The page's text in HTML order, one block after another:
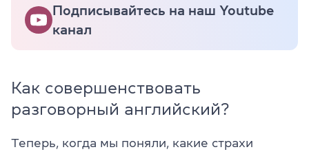
Подписывайтесь на наш Youtube
канал
Как совершенствовать
разговорный английский?
Теперь, когда мы поняли, какие страхи